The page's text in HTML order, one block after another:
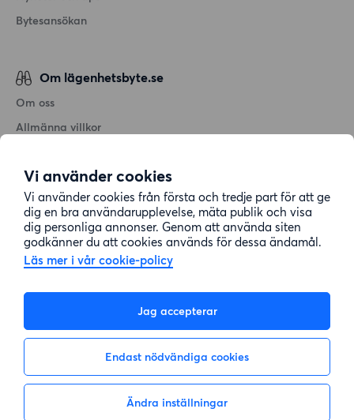
Vi använder cookies
Vi använder cookies från första och tredje part för att ge
dig en bra användarupplevelse, mäta publik och visa
dig personliga annonser. Genom att använda siten
godkänner du att cookies används för dessa ändamål.
Läs mer i vår cookie-policy
Jag accepterar
Endast nödvändiga cookies
Ändra inställningar
Bytesansökan
Om lägenhetsbyte.se
Om oss
Allmänna villkor
Cookiepolicy
Sitemap
Kundtjänst
08-22 00 90
E-post: